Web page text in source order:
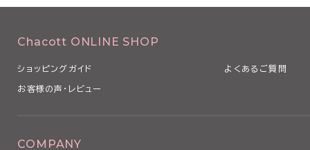
Chacott ONLINE SHOP
ショッピングガイド よくあるご質問
お客様の声・レビュー
COMPANY